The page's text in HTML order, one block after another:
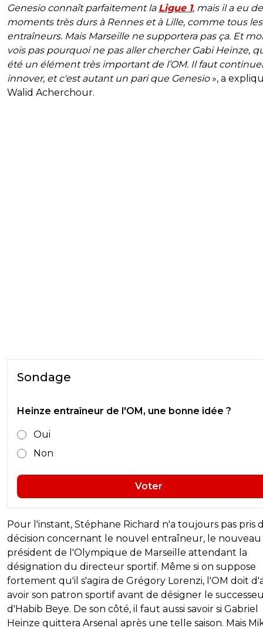
Genesio connaît parfaitement la Ligue 1, mais il a eu
moments très durs à Rennes et à Lille, comme tous les
entraîneurs. Mais Marseille ne supportera pas ça. Et
vois pas pourquoi ne pas aller chercher Gabi Heinze,
été un élément très important de l’OM. Il faut
innover, et c'est autant un pari que Genesio», a
Walid Acherchour.
Sondage
Heinze entraîneur de l'OM, une bonne idée ?
Oui
Non
Voter
Pour l'instant, Stéphane Richard n'a toujours pas pris
décision concernant le nouvel entraîneur, le nouveau
président de l'Olympique de Marseille attendant la
désignation du directeur sportif. Même si on suppose
fortement qu'il s'agira de Grégory Lorenzi, l'OM doit
avoir son patron sportif avant de désigner le
d'Habib Beye. De son côté, il faut aussi savoir si Gabriel
Heinze quittera Arsenal après une telle saison. Mais